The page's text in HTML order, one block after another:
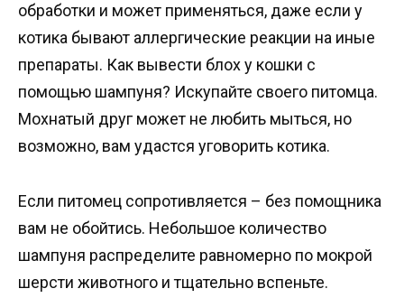
обработки и может применяться, даже если у
котика бывают аллергические реакции на иные
препараты. Как вывести блох у кошки с
помощью шампуня? Искупайте своего питомца.
Мохнатый друг может не любить мыться, но
возможно, вам удастся уговорить котика.
Если питомец сопротивляется – без помощника
вам не обойтись. Небольшое количество
шампуня распределите равномерно по мокрой
шерсти животного и тщательно вспеньте.